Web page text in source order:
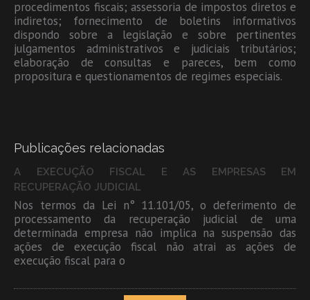
procedimentos fiscais; assessoria de impostos diretos e
indiretos; fornecimento de boletins informativos
dispondo sobre a legislação e sobre pertinentes
julgamentos administrativos e judiciais tributários;
elaboração de consultas e pareces, bem como
propositura e questionamentos de regimes especiais.
Publicações relacionadas
A EXECUÇÃO FISCAL E AS EMPRESAS EM
RECUPERAÇÃO JUDICIAL
Nos termos da Lei n° 11.101/05, o deferimento de
processamento da recuperação judicial de uma
determinada empresa não implica na suspensão das
ações de execução fiscal não atrai as ações de
execução fiscal para o